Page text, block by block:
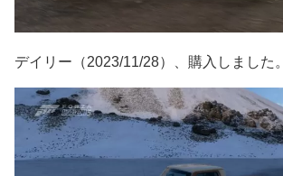
デイリー（2023/11/28）、購入しました。